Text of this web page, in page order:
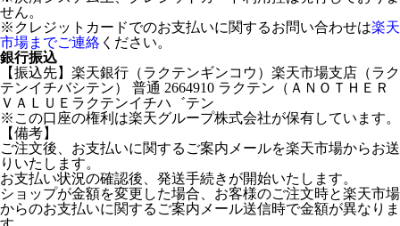
せん。
※クレジットカードでのお支払いに関するお問い合わせは楽天
市場までご連絡 ください。
銀行振込
【振込先】楽天銀行（ラクテンギンコウ）楽天市場支店（ラク
テンイチバシテン） 普通 2664910 ラクテン（ＡＮＯＴＨＥＲ
ＶＡＬＵＥラクテンイチハ゛テン
※この口座の権利は楽天グループ株式会社が保有しています。
【備考】
ご注文後、お支払いに関するご案内メールを楽天市場からお送
りいたします。
お支払い状況の確認後、発送手続きが開始いたします。
ショップが金額を変更した場合、お客様のご注文時と楽天市場
からのお支払いに関するご案内メール送信時で金額が異なりま